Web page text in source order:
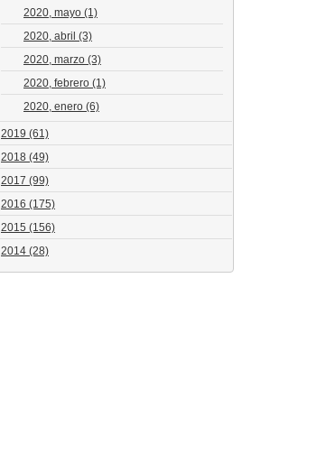
2020, mayo (1)
2020, abril (3)
2020, marzo (3)
2020, febrero (1)
2020, enero (6)
2019 (61)
2018 (49)
2017 (99)
2016 (175)
2015 (156)
2014 (28)